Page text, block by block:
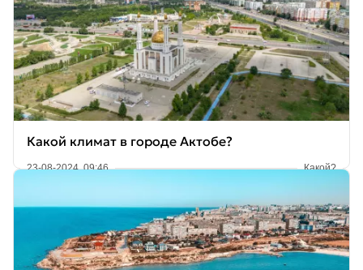
Какой климат в городе Актобе?
23-08-2024, 09:46 Какой?